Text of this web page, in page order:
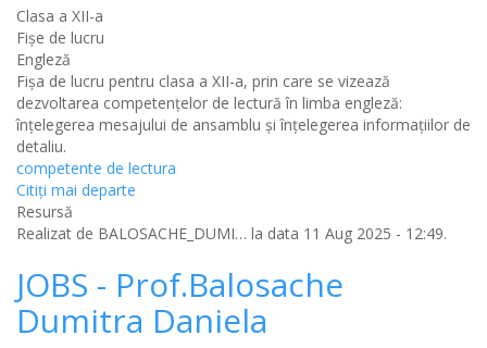
Clasa a XII-a
Fișe de lucru
Engleză
Fișa de lucru pentru clasa a XII-a, prin care se vizează
dezvoltarea competențelor de lectură în limba engleză:
înțelegerea mesajului de ansamblu și înțelegerea informațiilor de
detaliu.
competente de lectura
Citiţi mai departe
Resursă
Realizat de BALOSACHE_DUMI… la data 11 Aug 2025 - 12:49.
JOBS - Prof.Balosache
Dumitra Daniela